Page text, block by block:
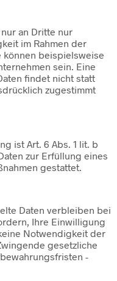
an Dritte nur
im Rahmen der
beispielsweise
sein. Eine
findet nicht statt
zugestimmt
ist Art. 6 Abs. 1 lit. b
zur Erfüllung eines
gestattet.
Daten verbleiben bei
Ihre Einwilligung
Notwendigkeit der
gesetzliche
-